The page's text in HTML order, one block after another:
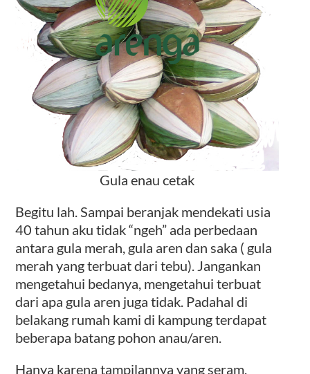
Gula enau cetak
Begitu lah. Sampai beranjak mendekati usia
40 tahun aku tidak “ngeh” ada perbedaan
antara gula merah, gula aren dan saka ( gula
merah yang terbuat dari tebu). Jangankan
mengetahui bedanya, mengetahui terbuat
dari apa gula aren juga tidak. Padahal di
belakang rumah kami di kampung terdapat
beberapa batang pohon anau/aren.
Hanya karena tampilannya yang seram,